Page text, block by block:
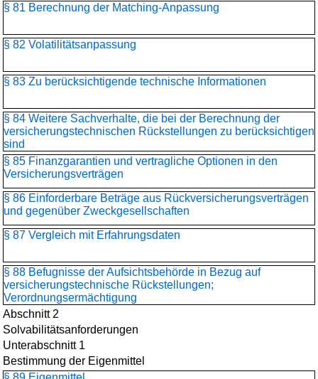
§ 81 Berechnung der Matching-Anpassung
§ 82 Volatilitätsanpassung
§ 83 Zu berücksichtigende technische Informationen
§ 84 Weitere Sachverhalte, die bei der Berechnung der
versicherungstechnischen Rückstellungen zu berücksichtigen
sind
§ 85 Finanzgarantien und vertragliche Optionen in den
Versicherungsverträgen
§ 86 Einforderbare Beträge aus Rückversicherungsverträgen
und gegenüber Zweckgesellschaften
§ 87 Vergleich mit Erfahrungsdaten
§ 88 Befugnisse der Aufsichtsbehörde in Bezug auf
versicherungstechnische Rückstellungen;
Verordnungsermächtigung
Abschnitt 2
Solvabilitätsanforderungen
Unterabschnitt 1
Bestimmung der Eigenmittel